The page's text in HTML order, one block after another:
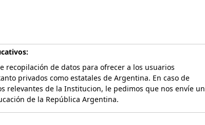
de datos para ofrecer a los usuarios
privados como estatales de Argentina. En caso de
de la Institucion, le pedimos que nos envíe un
de la República Argentina.